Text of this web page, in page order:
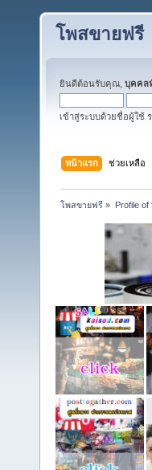
โพสขายฟรี
ยินดีต้อนรับคุณ, บุคคล
เข้าสู่ระบบด้วยชื่อผู้ใช้
หน้าแรก ช่วยเหลือ
โพสขายฟรี » Profile of